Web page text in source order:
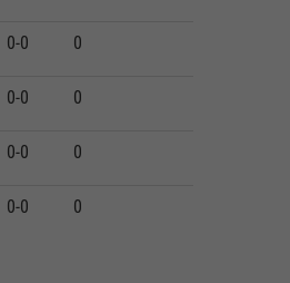
0-0 0
0-0 0
0-0 0
0-0 0